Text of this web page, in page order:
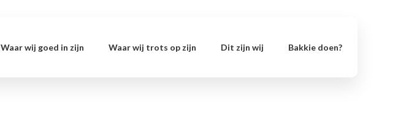
Waar wij goed in zijn Waar wij trots op zijn Dit zijn wij Bakkie doen?